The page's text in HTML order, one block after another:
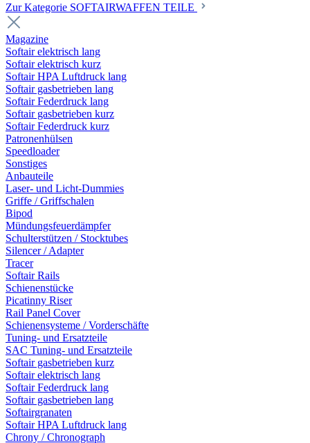
Zur Kategorie SOFTAIRWAFFEN TEILE
Magazine
Softair elektrisch lang
Softair elektrisch kurz
Softair HPA Luftdruck lang
Softair gasbetrieben lang
Softair Federdruck lang
Softair gasbetrieben kurz
Softair Federdruck kurz
Patronenhülsen
Speedloader
Sonstiges
Anbauteile
Laser- und Licht-Dummies
Griffe / Griffschalen
Bipod
Mündungsfeuerdämpfer
Schulterstützen / Stocktubes
Silencer / Adapter
Tracer
Softair Rails
Schienenstücke
Picatinny Riser
Rail Panel Cover
Schienensysteme / Vorderschäfte
Tuning- und Ersatzteile
SAC Tuning- und Ersatzteile
Softair gasbetrieben kurz
Softair elektrisch lang
Softair Federdruck lang
Softair gasbetrieben lang
Softairgranaten
Softair HPA Luftdruck lang
Chrony / Chronograph